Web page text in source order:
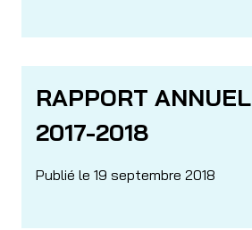
RAPPORT ANNUEL
2017-2018
Publié le 19 septembre 2018